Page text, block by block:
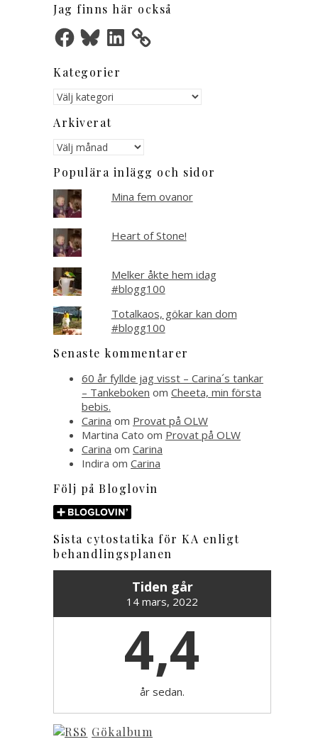
Jag finns här också
FacebookBlueskyLinkedIn
Kategorier
Kategorier
Arkiverat
Arkiverat
Populära inlägg och sidor
Mina fem ovanor
Heart of Stone!
Melker åkte hem idag
#blogg100
Totalkaos, gökar kan dom
#blogg100
Senaste kommentarer
60 år fyllde jag visst – Carina´s tankar
– Tankeboken om Cheeta, min första
bebis.
Carina om Provat på OLW
Martina Cato om Provat på OLW
Carina om Carina
Indira om Carina
Följ på Bloglovin
Sista cytostatika för KA enligt
behandlingsplanen
Tiden går
14 mars, 2022
4,4
år sedan.
Gökalbum